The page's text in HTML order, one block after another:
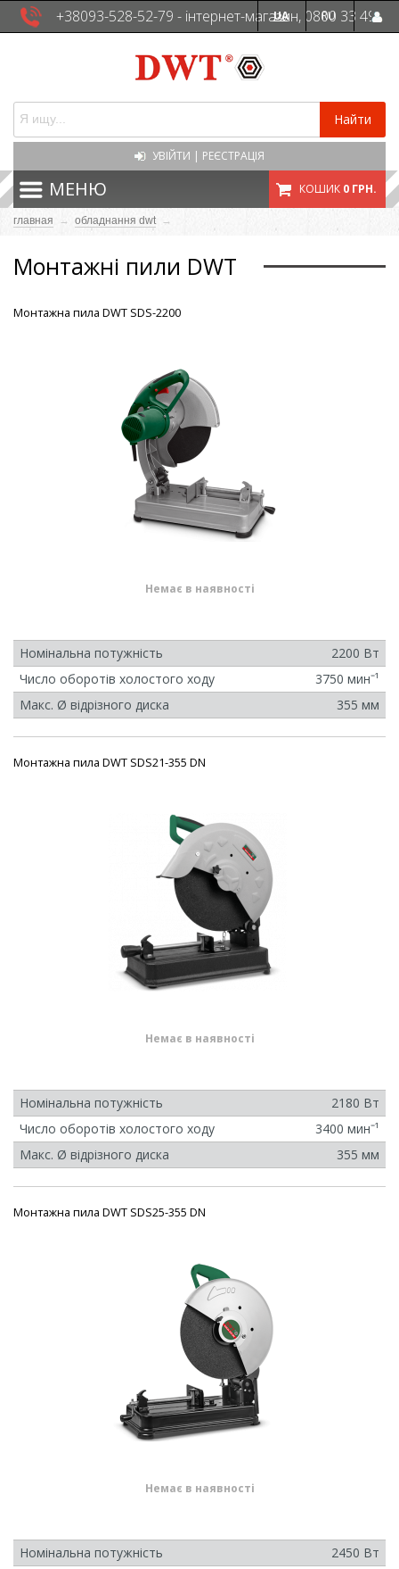
+38093-528-52-79 - інтернет-магазин, 0800 33 49
UA RU
Найти
УВІЙТИ | РЕЄСТРАЦІЯ
МЕНЮ КОШИК 0 ГРН.
главная → обладнання dwt →
Монтажні пили DWT
Монтажна пила DWT SDS-2200
Немає в наявності
Номінальна потужність
2200 Вт
Число оборотів холостого ходу
3750 минˉ¹
Макс. Ø відрізного диска
355 мм
Монтажна пила DWT SDS21-355 DN
Немає в наявності
Номінальна потужність
2180 Вт
Число оборотів холостого ходу
3400 минˉ¹
Макс. Ø відрізного диска
355 мм
Монтажна пила DWT SDS25-355 DN
Немає в наявності
Номінальна потужність
2450 Вт